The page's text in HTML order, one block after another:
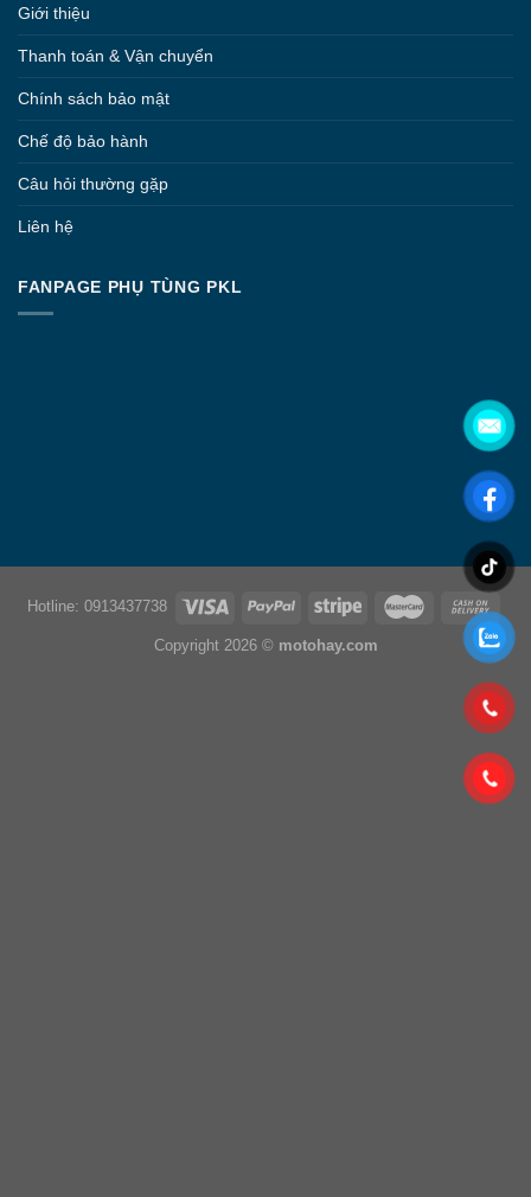
Giới thiệu
Thanh toán & Vận chuyển
Chính sách bảo mật
Chế độ bảo hành
Câu hỏi thường gặp
Liên hệ
FANPAGE PHỤ TÙNG PKL
Hotline: 0913437738
Copyright 2026 © motohay.com